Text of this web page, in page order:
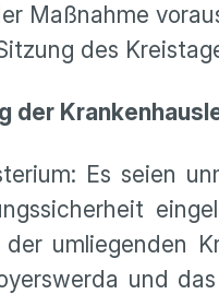
Maßnahme
des
der
Es seien
umliegenden
und